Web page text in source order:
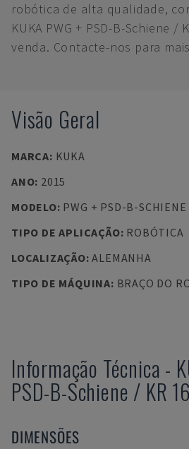
robótica de alta qualidade,
KUKA PWG + PSD-B-Schiene /
venda. Contacte-nos para
Visão Geral
MARCA: KUKA
ANO: 2015
MODELO: PWG + PSD-B-
TIPO DE APLICAÇÃO: ROBÓTICA
LOCALIZAÇÃO:ALEMANHA
TIPO DE MÁQUINA: BRAÇO DO
Informação Técnica -
PSD-B-Schiene / KR
DIMENSÕES